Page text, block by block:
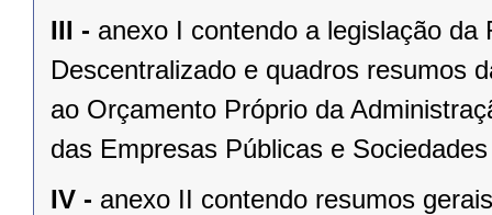
III - anexo I contendo a legislação
Descentralizado e quadros resumos
ao Orçamento Próprio da
das Empresas Públicas e
IV - anexo II contendo resumos